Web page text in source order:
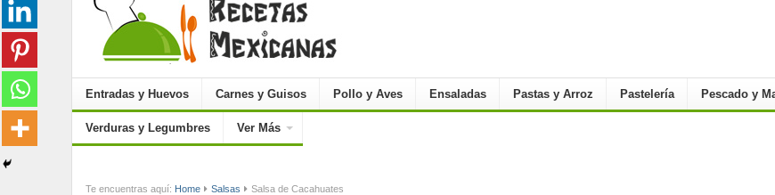
Entradas y Huevos Carnes y Guisos Pollo y Aves Ensaladas Pastas y Arroz Pastelería Pescado y
Verduras y Legumbres Ver Más
Te encuentras aquí: Home Salsas Salsa de Cacahuates